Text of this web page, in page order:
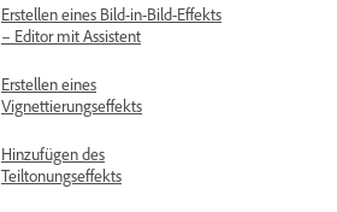
Erstellen eines Bild-in-Bild-Effekts
– Editor mit Assistent
Erstellen eines
Vignettierungseffekts
Hinzufügen des
Teiltonungseffekts